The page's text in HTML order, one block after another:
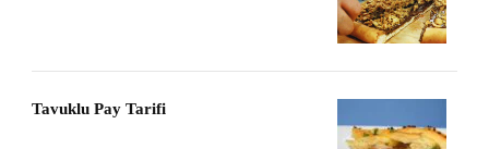
Tavuklu Pay Tarifi